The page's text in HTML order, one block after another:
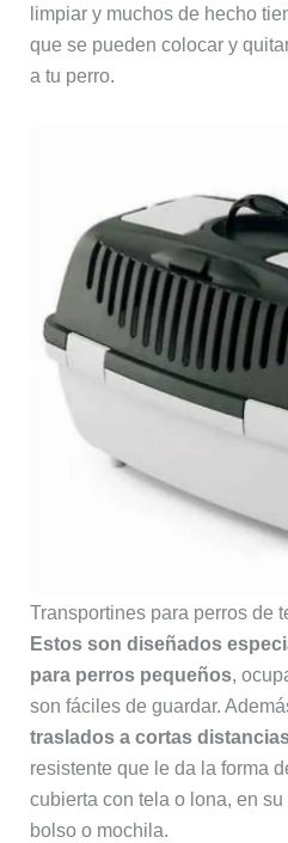
limpiar y muchos de hecho
que se pueden colocar y
a tu perro.
Transportines para perros de
Estos son diseñados
para perros pequeños,
son fáciles de guardar.
traslados a cortas
resistente que le da la forma
cubierta con tela o lona, en
bolso o mochila.